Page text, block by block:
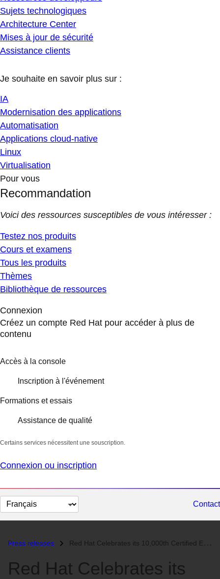
Sujets technologiques
Architecture Center
Mises à jour de sécurité
Assistance clients
Je souhaite en savoir plus sur :
IA
Modernisation des applications
Automatisation
Applications cloud-native
Linux
Virtualisation
Pour vous
Recommandation
Voici des ressources susceptibles de vous intéresser :
Testez nos produits
Cours et examens
Tous les produits
Thèmes
Bibliothèque de ressources
Connexion
Créez un compte Red Hat pour accéder à plus de
contenu
Accès à la console
Inscription à l'événement
Formations et essais
Assistance de qualité
Certains services nécessitent une souscription.
Connexion ou inscription
Changer
la
Contact
Press releases Red Hat Celebrates its 10,000th Certified Engineer...
Red Hat Celebrates its